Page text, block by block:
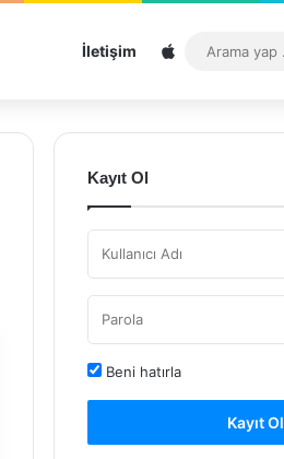
İletişim Sitemap
Kayıt Ol
Beni hatırla
Kayıt Ol